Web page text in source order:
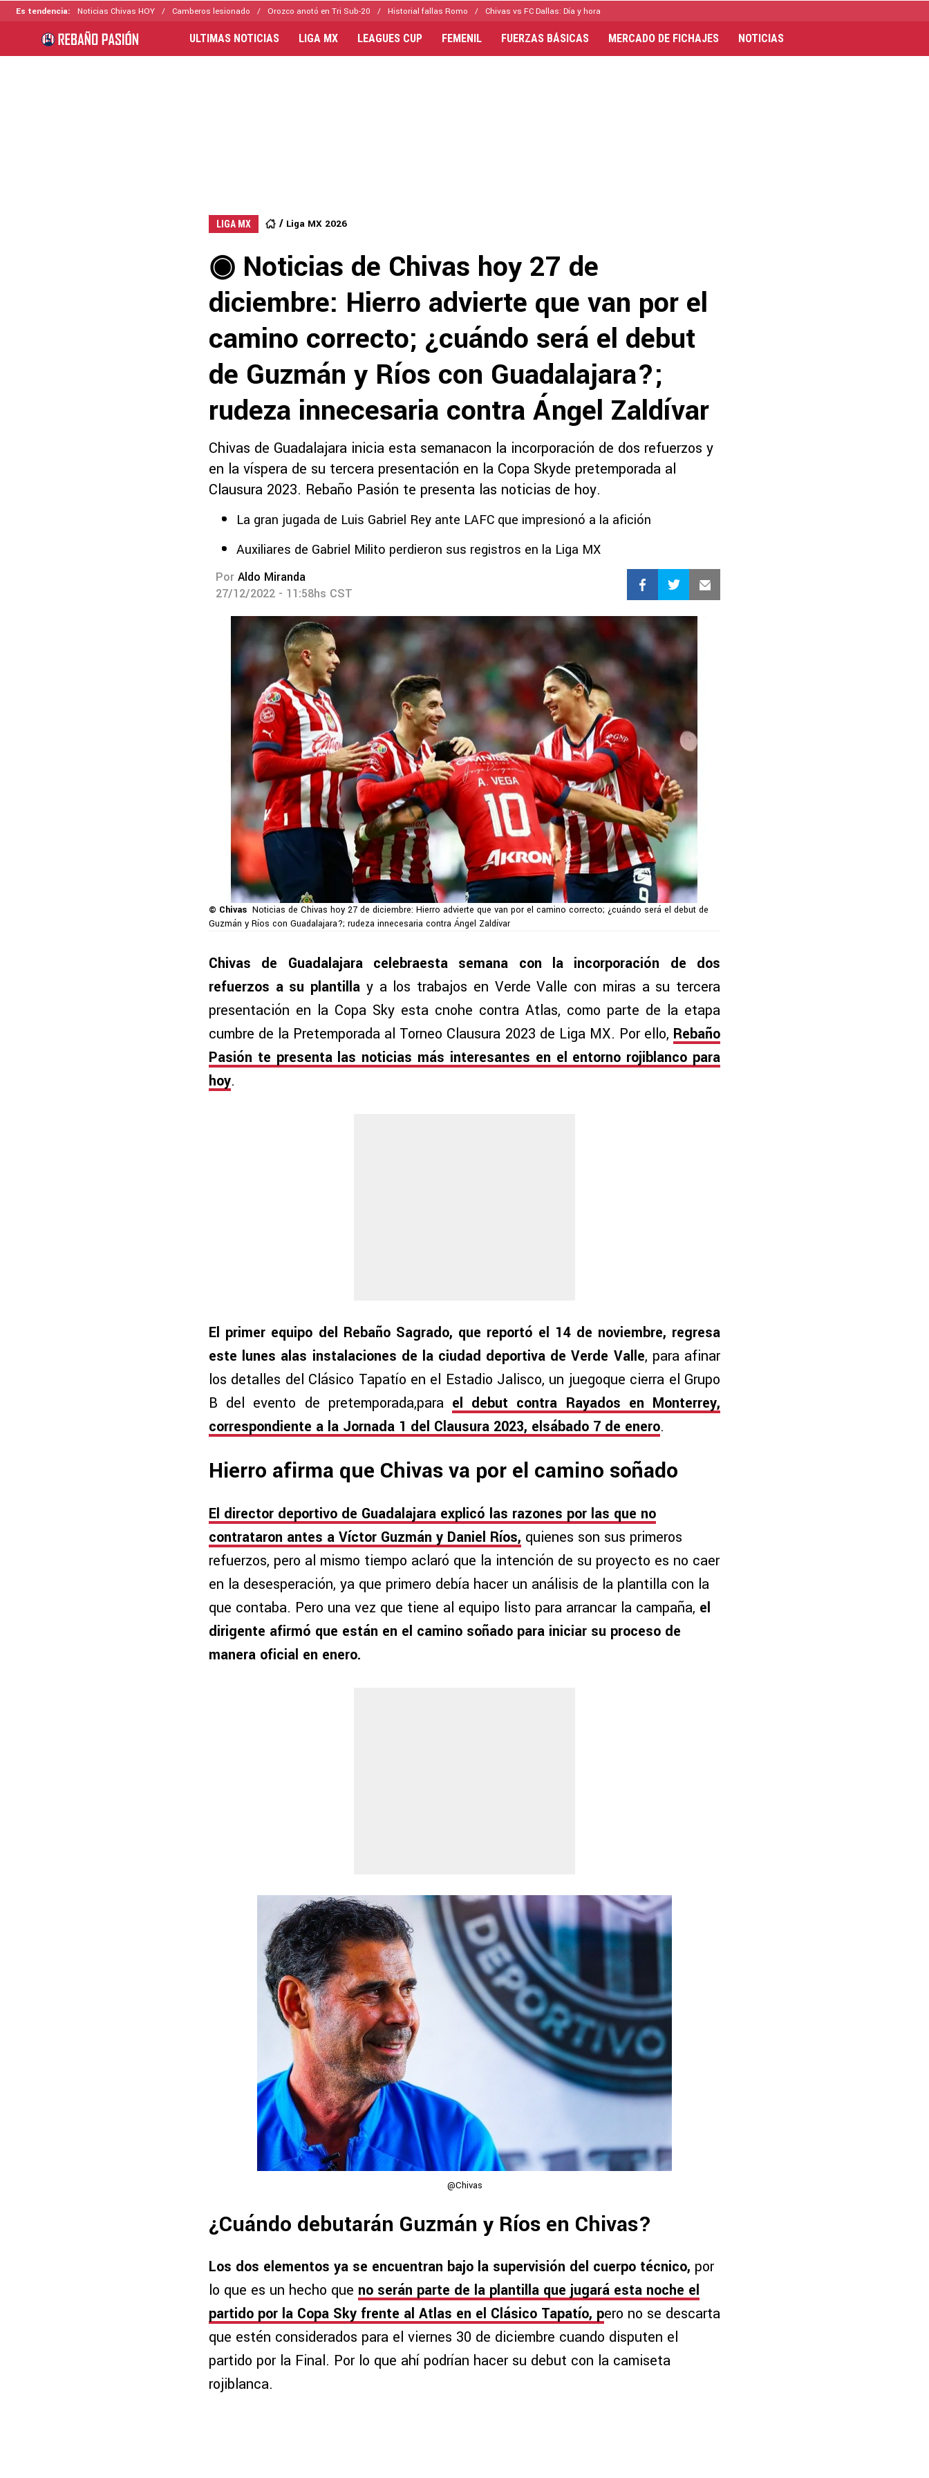
Es tendencia: Noticias Chivas HOY Camberos lesionado Orozco anotó en Tri Sub-20 Historial fallas Romo Chivas vs FC Dallas: Día y hora
ULTIMAS NOTICIAS LIGA MX LEAGUES CUP FEMENIL FUERZAS BÁSICAS MERCADO DE FICHAJES NOTICIAS
LIGA MX Liga MX 2026
◉ Noticias de Chivas hoy 27 de
diciembre: Hierro advierte que van por el
camino correcto; ¿cuándo será el debut
de Guzmán y Ríos con Guadalajara?;
rudeza innecesaria contra Ángel Zaldívar
Chivas de Guadalajara inicia esta semanacon la incorporación de dos refuerzos y
en la víspera de su tercera presentación en la Copa Skyde pretemporada al
Clausura 2023. Rebaño Pasión te presenta las noticias de hoy.
La gran jugada de Luis Gabriel Rey ante LAFC que impresionó a la afición
Auxiliares de Gabriel Milito perdieron sus registros en la Liga MX
Por Aldo Miranda
27/12/2022 - 11:58hs CST
© Chivas Noticias de Chivas hoy 27 de diciembre: Hierro advierte que van por el camino correcto; ¿cuándo será el debut de
Guzmán y Ríos con Guadalajara?; rudeza innecesaria contra Ángel Zaldívar
Chivas de Guadalajara celebraesta semana con la incorporación de dos
refuerzos a su plantilla y a los trabajos en Verde Valle con miras a su tercera
presentación en la Copa Sky esta cnohe contra Atlas, como parte de la etapa
cumbre de la Pretemporada al Torneo Clausura 2023 de Liga MX. Por ello, Rebaño
Pasión te presenta las noticias más interesantes en el entorno rojiblanco para
hoy.
El primer equipo del Rebaño Sagrado, que reportó el 14 de noviembre, regresa
este lunes alas instalaciones de la ciudad deportiva de Verde Valle, para afinar
los detalles del Clásico Tapatío en el Estadio Jalisco, un juegoque cierra el Grupo
B del evento de pretemporada,para el debut contra Rayados en Monterrey,
correspondiente a la Jornada 1 del Clausura 2023, elsábado 7 de enero.
Hierro afirma que Chivas va por el camino soñado
El director deportivo de Guadalajara explicó las razones por las que no
contrataron antes a Víctor Guzmán y Daniel Ríos, quienes son sus primeros
refuerzos, pero al mismo tiempo aclaró que la intención de su proyecto es no caer
en la desesperación, ya que primero debía hacer un análisis de la plantilla con la
que contaba. Pero una vez que tiene al equipo listo para arrancar la campaña, el
dirigente afirmó que están en el camino soñado para iniciar su proceso de
manera oficial en enero.
@Chivas
¿Cuándo debutarán Guzmán y Ríos en Chivas?
Los dos elementos ya se encuentran bajo la supervisión del cuerpo técnico, por
lo que es un hecho que no serán parte de la plantilla que jugará esta noche el
partido por la Copa Sky frente al Atlas en el Clásico Tapatío, pero no se descarta
que estén considerados para el viernes 30 de diciembre cuando disputen el
partido por la Final. Por lo que ahí podrían hacer su debut con la camiseta
rojiblanca.